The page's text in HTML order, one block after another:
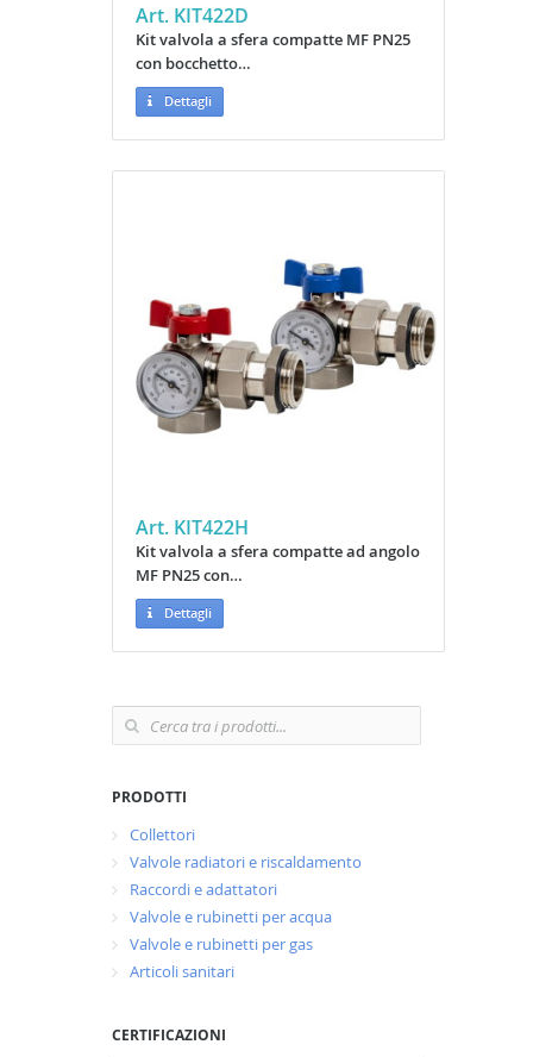
Art. KIT422D
Kit valvola a sfera compatte MF PN25
con bocchetto…
Dettagli
Art. KIT422H
Kit valvola a sfera compatte ad angolo
MF PN25 con…
Dettagli
PRODOTTI
Collettori
Valvole radiatori e riscaldamento
Raccordi e adattatori
Valvole e rubinetti per acqua
Valvole e rubinetti per gas
Articoli sanitari
CERTIFICAZIONI